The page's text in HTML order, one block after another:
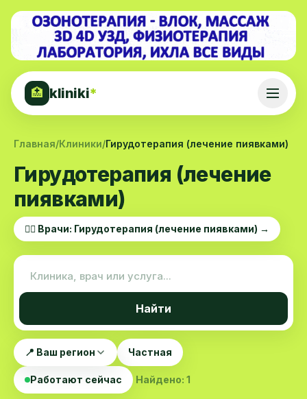
🏥 kliniki*
Главная/Клиники/Гирудотерапия (лечение пиявками)
Гирудотерапия (лечение
пиявками)
👨‍⚕️ Врачи: Гирудотерапия (лечение пиявками) →
Найти
📍 Ваш регион Частная
Работают сейчас Найдено: 1